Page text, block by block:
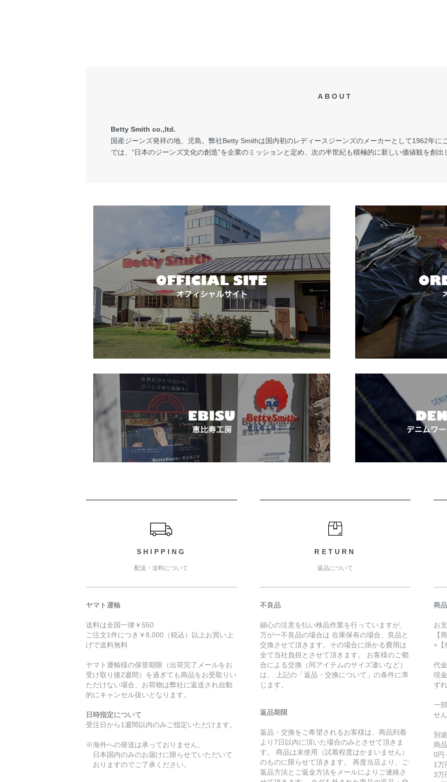
ABOUT
Betty Smith co.,ltd.
国産ジーンズ発祥の地、児島。弊社Betty Smithは国内初のレディースジーンズのメーカーとして1962年に
では、“日本のジーンズ文化の創造”を企業のミッションと定め、次の半世紀も積極的に新しい価値観を創
SHIPPING
配送・送料について
ヤマト運輸
送料は全国一律￥550
ご注文1件につき￥8,000（税込）以上お買い上
げで送料無料
ヤマト運輸様の保管期限（出荷完了メールをお
受け取り後2週間）を過ぎても商品をお受取りい
ただけない場合、お荷物は弊社に返送され自動
的にキャンセル扱いとなります。
日時指定について
受注日から1週間以内のみご指定いただけます。
※海外への発送は承っておりません。
日本国内のみのお届けに限らせていただいて
おりますのでご了承ください。
RETURN
返品について
不良品
細心の注意を払い検品作業を行っていますが、
万が一不良品の場合は 在庫保有の場合、良品と
交換させて頂きます。その場合に掛かる費用は
全て当社負担とさせて頂きます。 お客様のご都
合による交換（同アイテムのサイズ違いなど）
は、 上記の「返品・交換について」の条件に準
じます。
返品期限
返品・交換をご希望されるお客様は、商品到着
より7日以内に頂いた場合のみとさせて頂きま
す。 商品は未使用（試着程度はかまいません）
のものに限らせて頂きます。 再度当店より、ご
返品方法とご返金方法をメールによりご連絡さ
商
お
【
+【
代
現
ず
一
せ
別
商
0
1
3万